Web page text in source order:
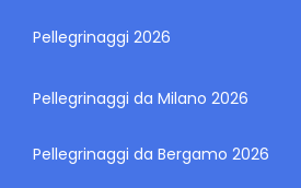
Pellegrinaggi 2026
Pellegrinaggi da Milano 2026
Pellegrinaggi da Bergamo 2026